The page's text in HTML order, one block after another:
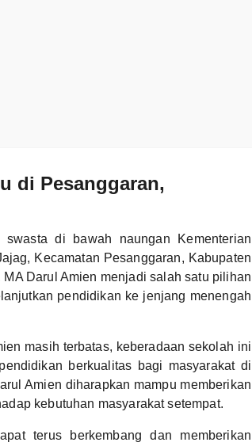
di Pesanggaran,
di bawah naungan Kementerian
Kecamatan Pesanggaran, Kabupaten
Darul Amien menjadi salah satu pilihan
pendidikan ke jenjang menengah
masih terbatas, keberadaan sekolah ini
berkualitas bagi masyarakat di
Amien diharapkan mampu memberikan
kebutuhan masyarakat setempat.
terus berkembang dan memberikan